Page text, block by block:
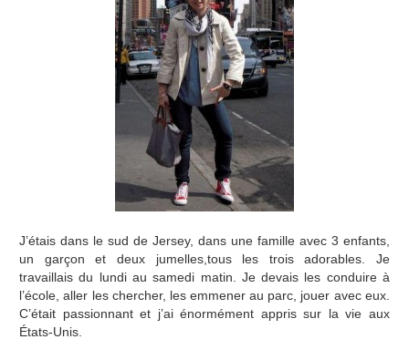
J’étais dans le sud de Jersey, dans une famille avec 3 enfants,
un garçon et deux jumelles,tous les trois adorables. Je
travaillais du lundi au samedi matin. Je devais les conduire à
l’école, aller les chercher, les emmener au parc, jouer avec eux.
C’était passionnant et j’ai énormément appris sur la vie aux
États-Unis.